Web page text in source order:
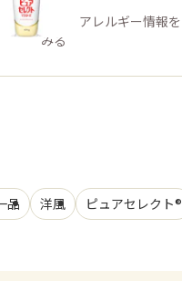
商品・アレルギー情報を
みる
品 洋風 ピュアセレクト®